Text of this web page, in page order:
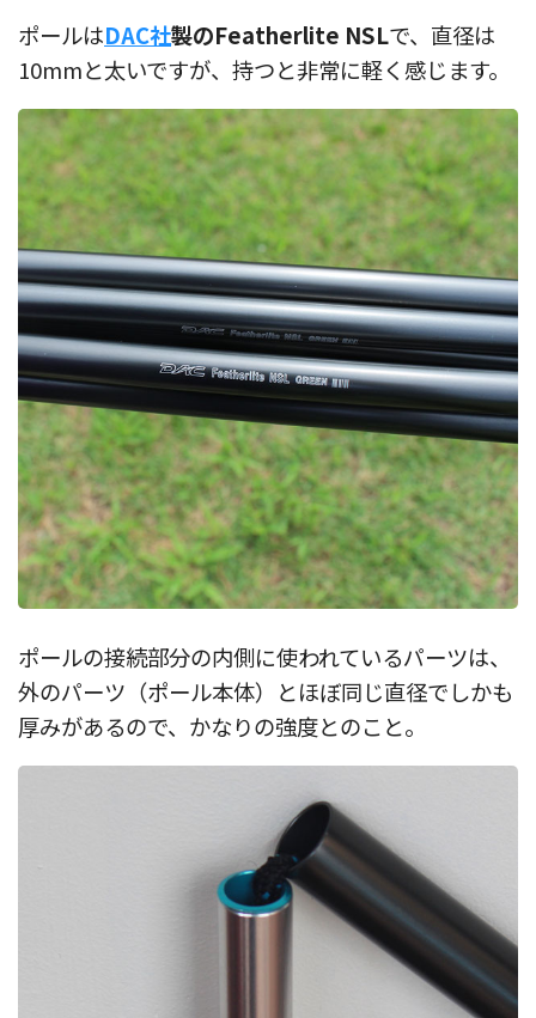
ポールはDAC社製のFeatherlite NSLで、直径は
10mmと太いですが、持つと非常に軽く感じます。
ポールの接続部分の内側に使われているパーツは、
外のパーツ（ポール本体）とほぼ同じ直径でしかも
厚みがあるので、かなりの強度とのこと。